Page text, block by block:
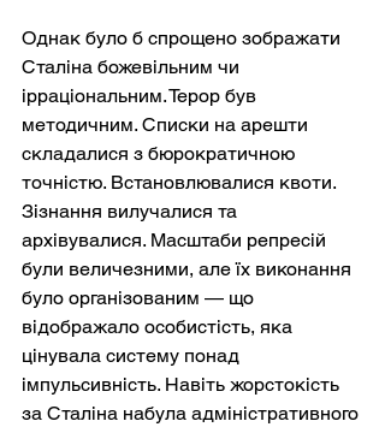
Однак було б спрощено зображати
Сталіна божевільним чи
ірраціональним. Терор був
методичним. Списки на арешти
складалися з бюрократичною
точністю. Встановлювалися квоти.
Зізнання вилучалися та
архівувалися. Масштаби репресій
були величезними, але їх виконання
було організованим — що
відображало особистість, яка
цінувала систему понад
імпульсивність. Навіть жорстокість
за Сталіна набула адміністративного